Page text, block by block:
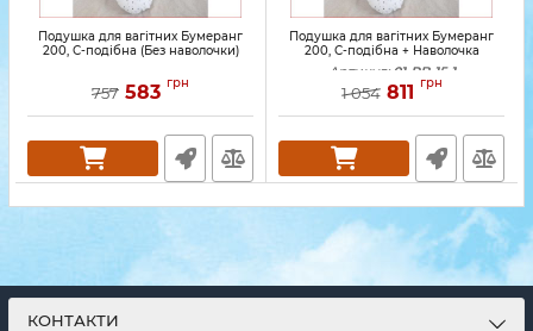
Подушка для вагітних Бумеранг
200, С-подібна (Без наволочки)
757 583 грн
Подушка для вагітних Бумеранг
200, С-подібна + Наволочка
Артикул: 01-PB-15-1
1 054 811 грн
КОНТАКТИ